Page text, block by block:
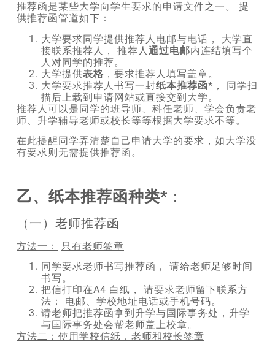
推荐函是某些大学向学生要求的申请文件之一。 提
供推荐函管道如下：
大学要求同学提供推荐人电邮与电话， 大学直
接联系推荐人， 推荐人 通过电邮内连结填写个
人对同学的推荐。
大学提供表格 ，要求推荐人填写盖章。
大学要求推荐人书写一封纸本推荐函* ， 同学扫
描后上载到申请网站或直接交到大学。
推荐人可以是同学的班导师、科任老师、学会负责老
师、升学辅导老师或校长等等根据大学要求不等。
在此提醒同学弄清楚自己申请大学的要求，如大学没
有要求则无需提供推荐函。
乙、纸本推荐函种类* ：
（一）老师推荐函
方法一：
只有老师签章
同学要求老师书写推荐函， 请给老师足够时间
书写。
把信打印在A4 白纸， 请要求老师留下联系方
法： 电邮、学校地址电话或手机号码。
请老师把推荐函拿到升学与国际事务处，升学
与国际事务处会帮老师盖上校章。
方法二：使用学校信纸，老师和校长签章